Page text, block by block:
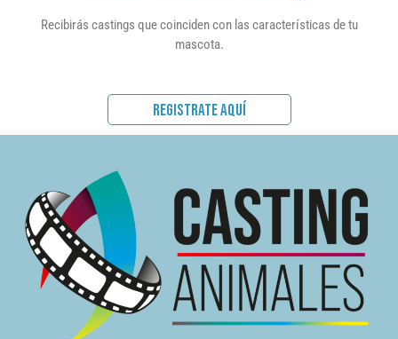
Recibirás castings que coinciden con las características de tu
mascota.
REGISTRATE AQUÍ